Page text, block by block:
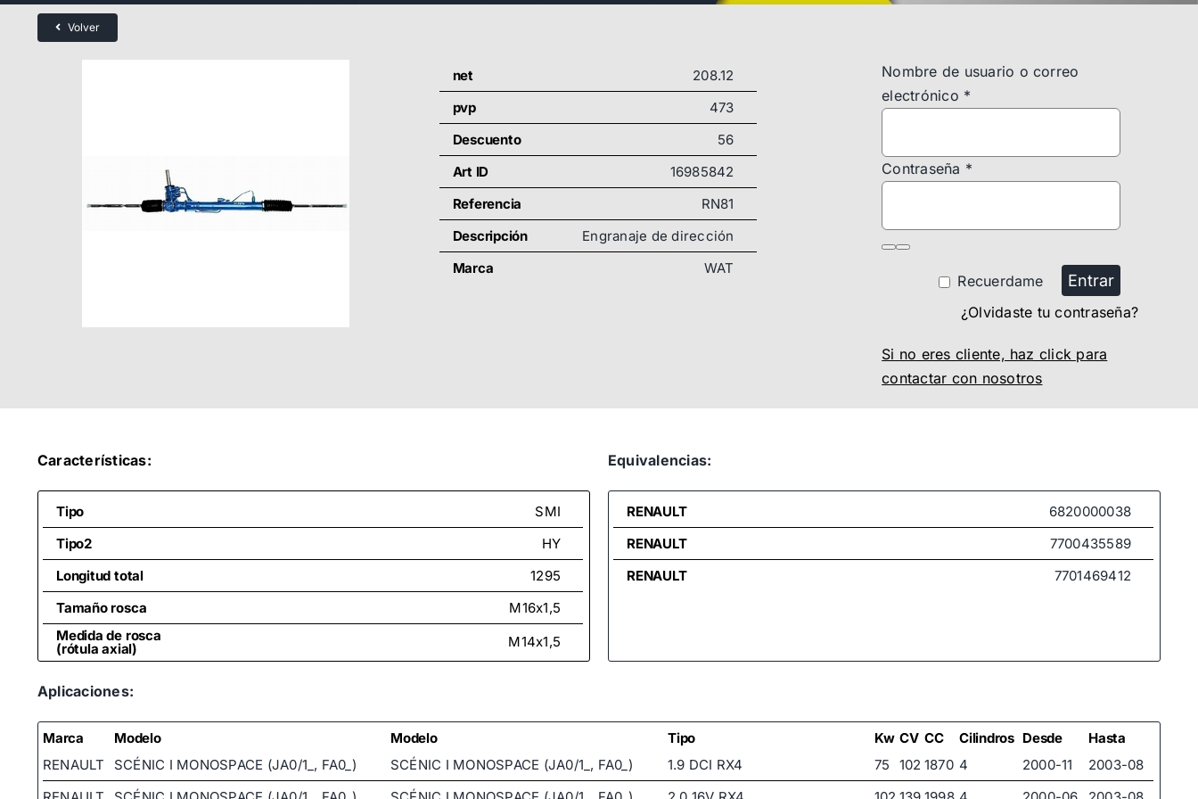
Volver
net
208.12
pvp
473
Descuento
56
Art ID
16985842
Referencia
RN81
Descripción
Engranaje de dirección
Marca
WAT
Nombre de usuario o correo
electrónico *
Contraseña *
Recuerdame Entrar
¿Olvidaste tu contraseña?
Si no eres cliente, haz click para
contactar con nosotros
Características:
Tipo
SMI
Tipo2
HY
Longitud total
1295
Tamaño rosca
M16x1,5
Medida de rosca
(rótula axial) M14x1,5
Equivalencias:
RENAULT
6820000038
RENAULT
7700435589
RENAULT
7701469412
Aplicaciones:
Marca Modelo Modelo Tipo Kw CV CC Cilindros Desde
Hasta
RENAULT
SCÉNIC I MONOSPACE (JA0/1_, FA0_) SCÉNIC I MONOSPACE (JA0/1_, FA0_) 1.9 DCI RX4 75 102 1870 4 2000-11
2003-08